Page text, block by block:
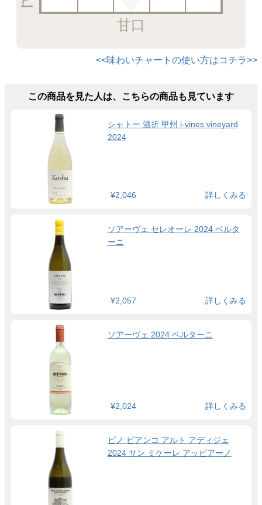
甘口
<<味わいチャートの使い方はコチラ>>
この商品を見た人は、こちらの商品も見ています
シャトー 酒折 甲州 i-vines vineyard
2024
¥2,046 詳しくみる
ソアーヴェ セレオーレ 2024 ベルタ
ーニ
¥2,057 詳しくみる
ソアーヴェ 2024 ベルターニ
¥2,024 詳しくみる
ピノ ビアンコ アルト アディジェ
2024 サン ミケーレ アッピアーノ